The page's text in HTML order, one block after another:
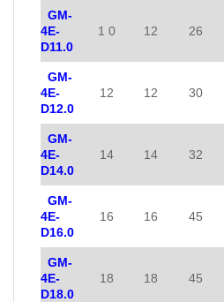
GM-
4E-
D11.0
1 0 12 26
GM-
4E-
D12.0
12 12 30
GM-
4E-
D14.0
14 14 32
GM-
4E-
D16.0
16 16 45
GM-
4E-
D18.0
18 18 45